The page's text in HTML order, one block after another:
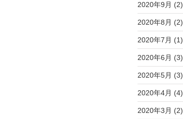
2020年9月 (2)
2020年8月 (2)
2020年7月 (1)
2020年6月 (3)
2020年5月 (3)
2020年4月 (4)
2020年3月 (2)